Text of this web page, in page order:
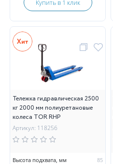
Купить в 1 клик
Тележка гидравлическая 2500
кг 2000 мм полиуретановые
колеса TOR RHP
Артикул: 118256
Высота подхвата, мм 85